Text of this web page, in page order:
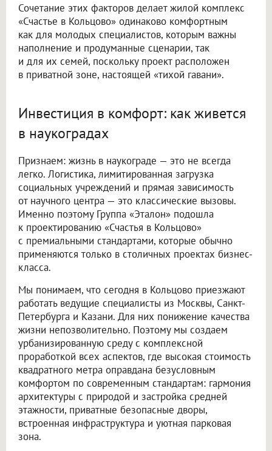
Сочетание этих факторов делает жилой комплекс
«Счастье в Кольцово» одинаково комфортным
как для молодых специалистов, которым важны
наполнение и продуманные сценарии, так
и для их семей, поскольку проект расположен
в приватной зоне, настоящей «тихой гавани».
Инвестиция в комфорт: как живется
в наукоградах
Признаем: жизнь в наукограде — это не всегда
легко. Логистика, лимитированная загрузка
социальных учреждений и прямая зависимость
от научного центра — это классические вызовы.
Именно поэтому Группа «Эталон» подошла
к проектированию «Счастья в Кольцово»
с премиальными стандартами, которые обычно
применяются только в столичных проектах бизнес-
класса.
Мы понимаем, что сегодня в Кольцово приезжают
работать ведущие специалисты из Москвы, Санкт-
Петербурга и Казани. Для них понижение качества
жизни непозволительно. Поэтому мы создаем
урбанизированную среду с комплексной
проработкой всех аспектов, где высокая стоимость
квадратного метра оправдана безусловным
комфортом по современным стандартам: гармония
архитектуры с природой и застройка средней
этажности, приватные безопасные дворы,
встроенная инфраструктура и уютная парковая
зона.